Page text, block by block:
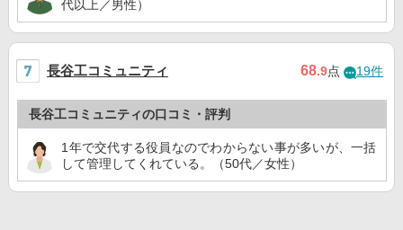
代以上／男性）
長谷工コミュニティ 68.9点 19件
長谷工コミュニティの口コミ・評判
1年で交代する役員なのでわからない事が多いが、一括
して管理してくれている。（50代／女性）